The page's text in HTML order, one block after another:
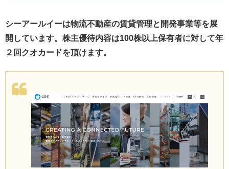
シーアールイーは物流不動産の賃貸管理と開発事業等を展
開しています。株主優待内容は100株以上保有者に対して年
２回クオカードを頂けます。